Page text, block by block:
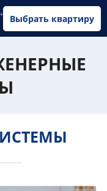
Выбрать квартиру
(902) 326-67-67